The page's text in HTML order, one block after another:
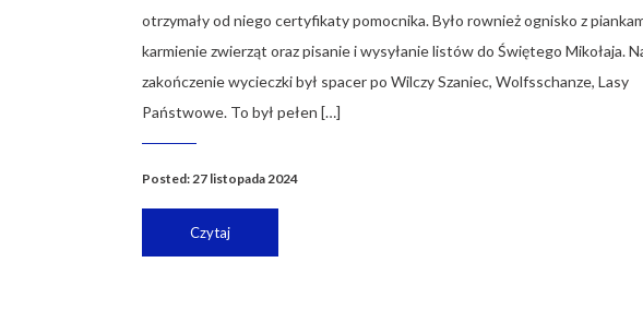
otrzymały od niego certyfikaty pomocnika. Było rownież ognisko z
karmienie zwierząt oraz pisanie i wysyłanie listów do Świętego Mikołaja.
zakończenie wycieczki był spacer po Wilczy Szaniec, Wolfsschanze, Lasy
Państwowe. To był pełen […]
Posted: 27 listopada 2024
Czytaj